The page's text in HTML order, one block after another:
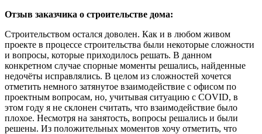
Отзыв заказчика о строительстве дома:
Строительством остался доволен. Как и в любом живом
проекте в процессе строительства были некоторые сложности
и вопросы, которые приходилось решать. В данном
конкретном случае спорные моменты решались, найденные
недочёты исправлялись. В целом из сложностей хочется
отметить немного затянутое взаимодействие с офисом по
проектным вопросам, но, учитывая ситуацию с COVID, в
этом году я не склонен считать, что взаимодействие было
плохое. Несмотря на занятость, вопросы решались и были
решены. Из положительных моментов хочу отметить, что